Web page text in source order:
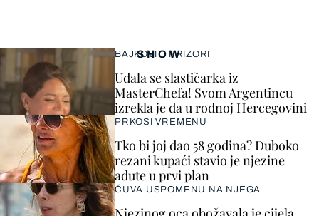
SHOW
BAJKOVITI PRIZORI
Udala se slastičarka iz
MasterChefa! Svom Argentincu
izrekla je da u rodnoj Hercegovini
PRKOSI VREMENU
Tko bi joj dao 58 godina? Duboko
rezani kupaći stavio je njezine
adute u prvi plan
ČUVA USPOMENU NA NJEGA